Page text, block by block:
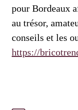
pour Bordeaux
au trésor,
conseils et les
https://